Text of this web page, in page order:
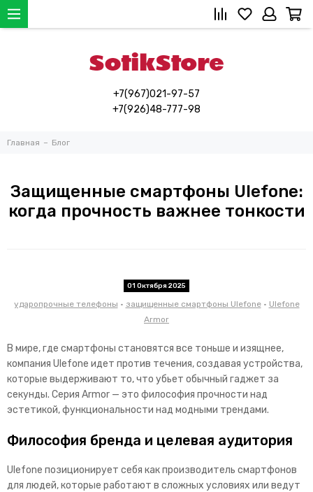
+7(967)021-97-57
+7(926)48-777-98
Главная Блог
Защищенные смартфоны Ulefone:
когда прочность важнее тонкости
01 Октября 2025
ударопрочные телефоны • защищенные смартфоны Ulefone• Ulefone
Armor
В мире, где смартфоны становятся все тоньше и изящнее,
компания Ulefone идет против течения, создавая устройства,
которые выдерживают то, что убьет обычный гаджет за
секунды. Серия Armor — это философия прочности над
эстетикой, функциональности над модными трендами.
Философия бренда и целевая аудитория
Ulefone позиционирует себя как производитель смартфонов
для людей, которые работают в сложных условиях или ведут